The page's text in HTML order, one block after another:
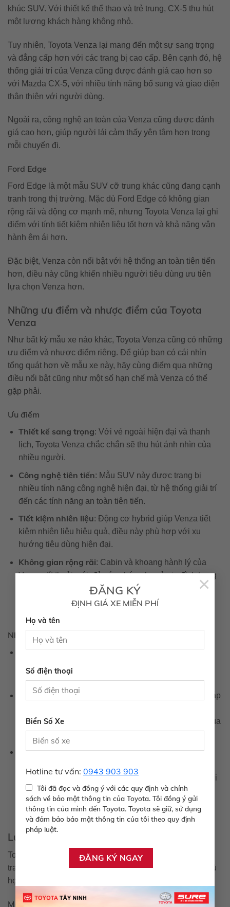
ĐĂNG KÝ
ĐỊNH GIÁ XE MIỄN PHÍ
Họ và tên
Số điện thoại
Biển Số Xe
Hotline tư vấn: 0943 903 903
Tôi đã đọc và đồng ý với các quy định và chính
sách về bảo mật thông tin của Toyota. Tôi đồng ý gửi
thông tin của mình đến Toyota. Toyota sẽ giữ, sử dụng
và đảm bảo bảo mật thông tin của tôi theo quy định
pháp luật.
×
khúc SUV. Với thiết kế thể thao và trẻ trung, CX-5 thu hút
một lượng khách hàng không nhỏ.
Tuy nhiên, Toyota Venza lại mang đến một sự sang trọng
và đẳng cấp hơn với các trang bị cao cấp. Bên cạnh đó, hệ
thống giải trí của Venza cũng được đánh giá cao hơn so
với Mazda CX-5, với nhiều tính năng bổ sung và giao diện
thân thiện với người dùng.
Ngoài ra, công nghệ an toàn của Venza cũng được đánh
giá cao hơn, giúp người lái cảm thấy yên tâm hơn trong
mỗi chuyến đi.
Ford Edge
Ford Edge là một mẫu SUV cỡ trung khác cũng đang cạnh
tranh trong thị trường. Mặc dù Ford Edge có không gian
rộng rãi và động cơ mạnh mẽ, nhưng Toyota Venza lại ghi
điểm với tính tiết kiệm nhiên liệu tốt hơn và khả năng vận
hành êm ái hơn.
Đặc biệt, Venza còn nổi bật với hệ thống an toàn tiên tiến
hơn, điều này cũng khiến nhiều người tiêu dùng ưu tiên
lựa chọn Venza hơn.
Những ưu điểm và nhược điểm của Toyota
Venza
Như bất kỳ mẫu xe nào khác, Toyota Venza cũng có những
ưu điểm và nhược điểm riêng. Để giúp bạn có cái nhìn
tổng quát hơn về mẫu xe này, hãy cùng điểm qua những
điều nổi bật cũng như một số hạn chế mà Venza có thể
gặp phải.
Ưu điểm
Thiết kế sang trọng: Với vẻ ngoài hiện đại và thanh
lịch, Toyota Venza chắc chắn sẽ thu hút ánh nhìn của
nhiều người.
Công nghệ tiên tiến: Mẫu SUV này được trang bị
nhiều tính năng công nghệ hiện đại, từ hệ thống giải trí
đến các tính năng an toàn tiên tiến.
Tiết kiệm nhiên liệu: Động cơ hybrid giúp Venza tiết
kiệm nhiên liệu hiệu quả, điều này phù hợp với xu
hướng tiêu dùng hiện đại.
Không gian rộng rãi: Cabin và khoang hành lý của
Venza rất thoải mái, đủ sức chứa cho cả gia đình trong
Nhược điểm
Giá thành cao: So với một số đối thủ cạnh tranh, giá
của Toyota Venza có thể cao hơn, điều này có thể làm
khó khăn cho những người có ngân sách hạn chế.
Khả năng off-road hạn chế
: Mặc dù Venza có thể đáp
hành trên địa hình gồ ghề không phải là điểm mạnh của
mẫu xe này.
Thiếu một số tùy chọn động cơ: Nếu bạn đang tìm
suất cao, Venza có thể không đáp ứng được mong đợi
của bạn.
Lựa chọn màu sắc và trang bị
Toyota Venza cung cấp đa dạng lựa chọn về màu sắc và
trang bị, giúp người dùng dễ dàng tìm thấy phiên bản phù
hợp với phong cách cá nhân của mình.
Màu sắc